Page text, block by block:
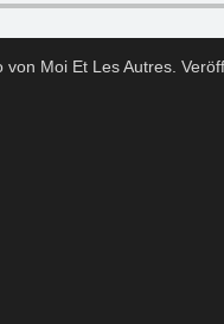
von Moi Et Les Autres.